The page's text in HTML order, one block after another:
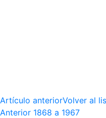
Artículo anteriorVolver al
Anterior 1868 a 1967